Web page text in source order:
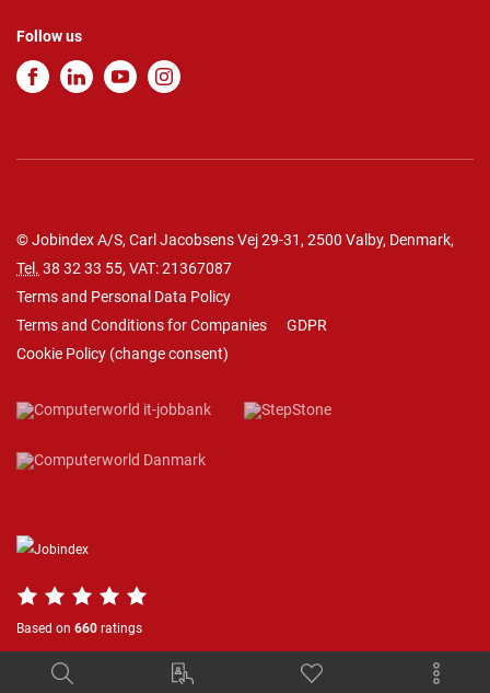
Follow us
© Jobindex A/S, Carl Jacobsens Vej 29-31, 2500 Valby, Denmark,
Tel. 38 32 33 55, VAT: 21367087
Terms and Personal Data Policy
Terms and Conditions for Companies
GDPR
Cookie Policy (change consent)
Based on 660 ratings